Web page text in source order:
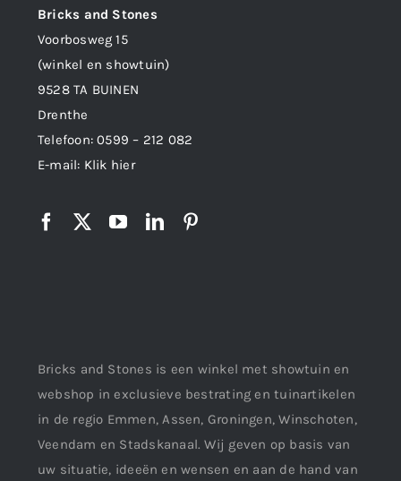
Bricks and Stones
Voorbosweg 15
(winkel en showtuin)
9528 TA BUINEN
Drenthe
Telefoon:0599 – 212 082
E-mail: Klik hier
Bricks and Stones is een winkel met showtuin en
webshop in exclusieve bestrating en tuinartikelen
in de regio Emmen, Assen, Groningen, Winschoten,
Veendam en Stadskanaal. Wij geven op basis van
uw situatie, ideeën en wensen en aan de hand van